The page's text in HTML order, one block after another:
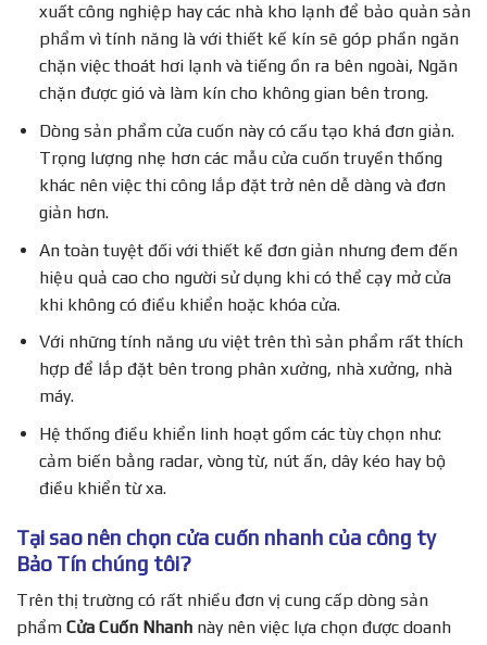
xuất công nghiệp hay các nhà kho lạnh để bảo quản sản
phẩm vì tính năng là với thiết kế kín sẽ góp phần ngăn
chặn việc thoát hơi lạnh và tiếng ồn ra bên ngoài, Ngăn
chặn được gió và làm kín cho không gian bên trong.
Dòng sản phẩm cửa cuốn này có cấu tạo khá đơn giản.
Trọng lượng nhẹ hơn các mẫu cửa cuốn truyền thống
khác nên việc thi công lắp đặt trở nên dễ dàng và đơn
giản hơn.
An toàn tuyệt đối với thiết kế đơn giản nhưng đem đến
hiệu quả cao cho người sử dụng khi có thể cạy mở cửa
khi không có điều khiển hoặc khóa cửa.
Với những tính năng ưu việt trên thì sản phẩm rất thích
hợp để lắp đặt bên trong phân xưởng, nhà xưởng, nhà
máy.
Hệ thống điều khiển linh hoạt gồm các tùy chọn như:
cảm biến bằng radar, vòng từ, nút ấn, dây kéo hay bộ
điều khiển từ xa.
Tại sao nên chọn cửa cuốn nhanh của công ty
Bảo Tín chúng tôi?
Trên thị trường có rất nhiều đơn vị cung cấp dòng sản
phẩm Cửa Cuốn Nhanh này nên việc lựa chọn được doanh